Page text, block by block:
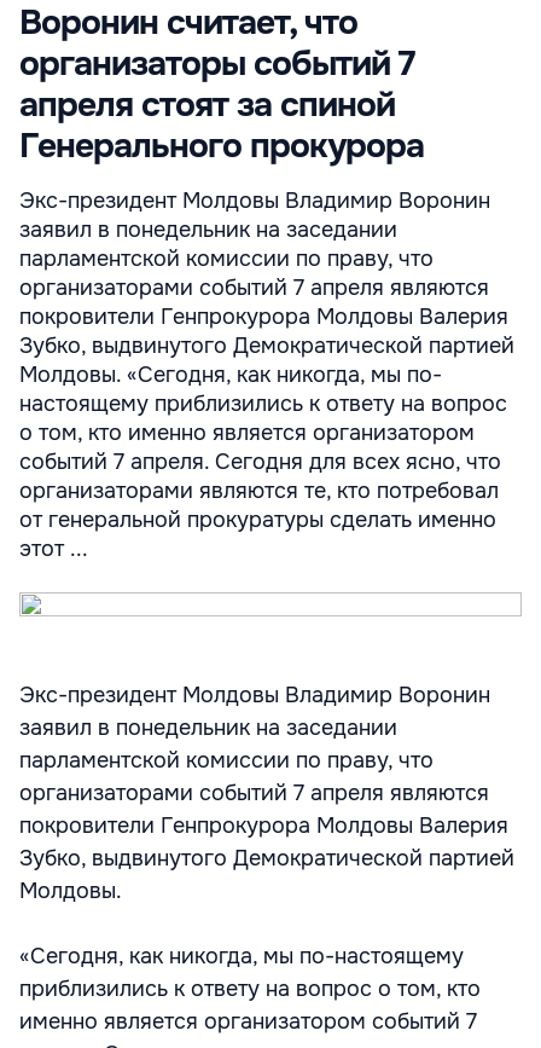
Воронин считает, что
организаторы событий 7
апреля стоят за спиной
Генерального прокурора
Экс-президент Молдовы Владимир Воронин
заявил в понедельник на заседании
парламентской комиссии по праву, что
организаторами событий 7 апреля являются
покровители Генпрокурора Молдовы Валерия
Зубко, выдвинутого Демократической партией
Молдовы. «Сегодня, как никогда, мы по-
настоящему приблизились к ответу на вопрос
о том, кто именно является организатором
событий 7 апреля. Сегодня для всех ясно, что
организаторами являются те, кто потребовал
от генеральной прокуратуры сделать именно
этот ...
Экс-президент Молдовы Владимир Воронин
заявил в понедельник на заседании
парламентской комиссии по праву, что
организаторами событий 7 апреля являются
покровители Генпрокурора Молдовы Валерия
Зубко, выдвинутого Демократической партией
Молдовы.
«Сегодня, как никогда, мы по-настоящему
приблизились к ответу на вопрос о том, кто
именно является организатором событий 7